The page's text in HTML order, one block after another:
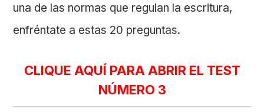
una de las normas que regulan la escritura,
enfréntate a estas 20 preguntas.
CLIQUE AQUÍ PARA ABRIR EL TEST
NÚMERO 3